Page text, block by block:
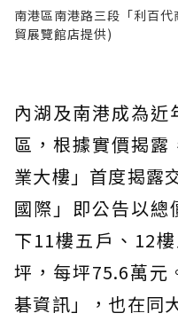
南港區南港路三段「利百
貿展覽館店提供)
內湖及南港成為
區，根據實價揭露
業大樓」首度揭露
國際」即公告以總
下11樓五戶、12
坪，每坪75.6萬元
碁資訊」，也在同